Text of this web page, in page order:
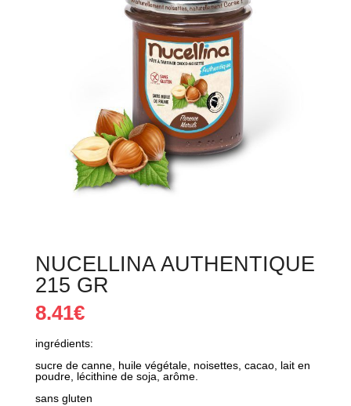
NUCELLINA AUTHENTIQUE
215 GR
8.41€
ingrédients:
sucre de canne, huile végétale, noisettes, cacao, lait en
poudre, lécithine de soja, arôme.
sans gluten